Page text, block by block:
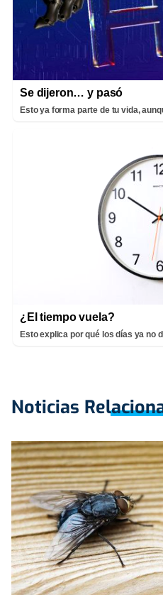
Se dijeron… y pasó
Esto ya forma parte de tu vida,
¿El tiempo vuela?
Esto explica por qué los días ya no
Noticias